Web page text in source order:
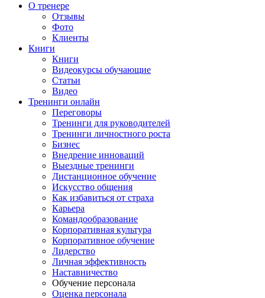
О тренере
Отзывы
Фото
Клиенты
Книги
Книги
Видеокурсы обучающие
Статьи
Видео
Тренинги онлайн
Переговоры
Тренинги для руководителей
Тренинги личностного роста
Бизнес
Внедрение инноваций
Выездные тренинги
Дистанционное обучение
Искусство общения
Как избавиться от страха
Карьера
Командообразование
Корпоративная культура
Корпоративное обучение
Лидерство
Личная эффективность
Наставничество
Обучение персонала
Оценка персонала